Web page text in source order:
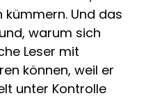
kümmern. Und das
warum sich
Leser mit
können, weil er
unter Kontrolle